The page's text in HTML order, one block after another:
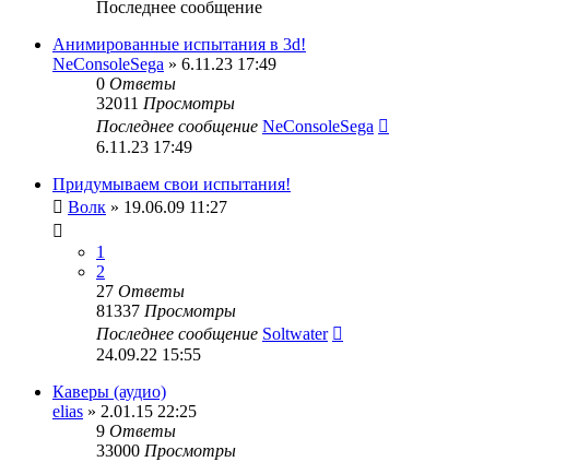
Последнее сообщение
Анимированные испытания в 3d!
NeConsoleSega » 6.11.23 17:49
0 Ответы
32011 Просмотры
Последнее сообщение NeConsoleSega
6.11.23 17:49
Придумываем свои испытания!
Волк » 19.06.09 11:27
1
2
27 Ответы
81337 Просмотры
Последнее сообщение Soltwater
24.09.22 15:55
Каверы (аудио)
elias » 2.01.15 22:25
9 Ответы
33000 Просмотры